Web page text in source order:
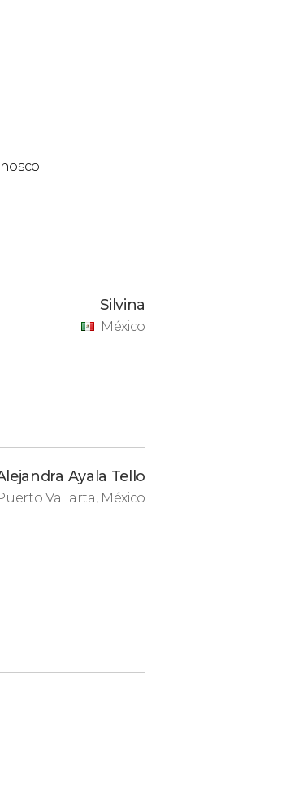
Silvina
México
Ayala Tello
Vallarta, México